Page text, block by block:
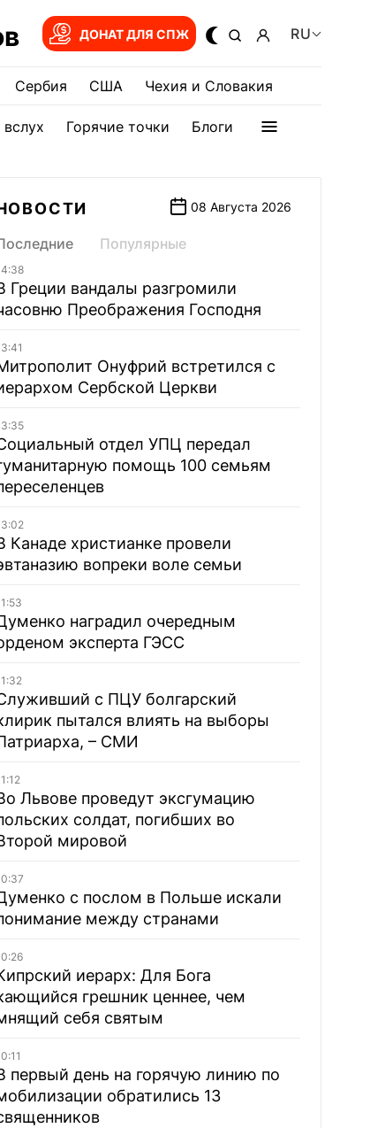
ДОНАТ ДЛЯ СПЖ RU
Сербия США Чехия и Словакия
Горячие точки Блоги
08 Августа 2026
Популярные
Греции вандалы разгромили
Преображения Господня
Онуфрий встретился с
Сербской Церкви
отдел УПЦ передал
помощь 100 семьям
Канаде христианке провели
вопреки воле семьи
наградил очередным
эксперта ГЭСС
с ПЦУ болгарский
пытался влиять на выборы
– СМИ
Львове проведут эксгумацию
солдат, погибших во
мировой
с послом в Польше искали
между странами
иерарх: Для Бога
грешник ценнее, чем
себя святым
первый день на горячую линию по
обратились 13